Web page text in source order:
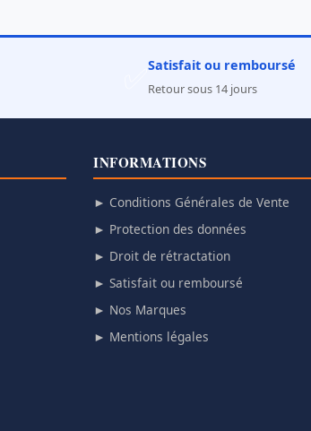
Satisfait ou remboursé
Retour sous 14 jours
INFORMATIONS
► Conditions Générales de Vente
► Protection des données
► Droit de rétractation
► Satisfait ou remboursé
► Nos Marques
► Mentions légales